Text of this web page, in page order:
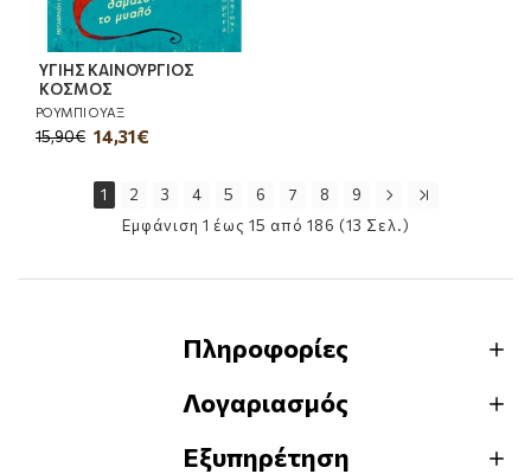
ΥΓΙΗΣ ΚΑΙΝΟΥΡΓΙΟΣ
ΚΟΣΜΟΣ
ΡΟΥΜΠΙ ΟΥΑΞ
14,31€
15,90€
1 2 3 4 5 6 7 8
9
Εμφάνιση 1 έως 15 από 186 (13 Σελ.)
Πληροφορίες
Λογαριασμός
Εξυπηρέτηση